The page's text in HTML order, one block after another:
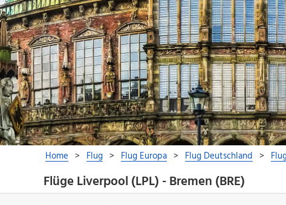
Flüge Liverpool (LPL) - Bremen (BRE)